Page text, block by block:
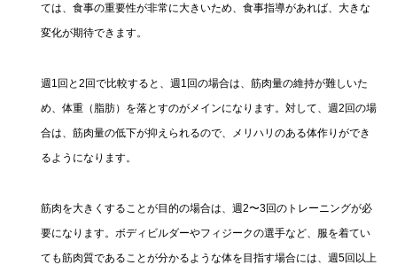
ては、食事の重要性が非常に大きいため、食事指導があれば、大きな
変化が期待できます。
週1回と2回で比較すると、週1回の場合は、筋肉量の維持が難しいた
め、体重（脂肪）を落とすのがメインになります。対して、週2回の場
合は、筋肉量の低下が抑えられるので、メリハリのある体作りができ
るようになります。
筋肉を大きくすることが目的の場合は、週2〜3回のトレーニングが必
要になります。ボディビルダーやフィジークの選手など、服を着てい
ても筋肉質であることが分かるような体を目指す場合には、週5回以上